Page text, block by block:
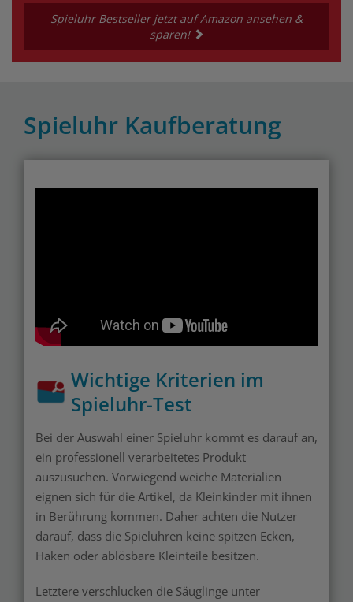
Spieluhr Bestseller jetzt auf Amazon ansehen &
sparen!
Spieluhr Kaufberatung
Wichtige Kriterien im
Spieluhr-Test
Bei der Auswahl einer Spieluhr kommt es darauf an,
ein professionell verarbeitetes Produkt
auszusuchen. Vorwiegend weiche Materialien
eignen sich für die Artikel, da Kleinkinder mit ihnen
in Berührung kommen. Daher achten die Nutzer
darauf, dass die Spieluhren keine spitzen Ecken,
Haken oder ablösbare Kleinteile besitzen.
Letztere verschlucken die Säuglinge unter